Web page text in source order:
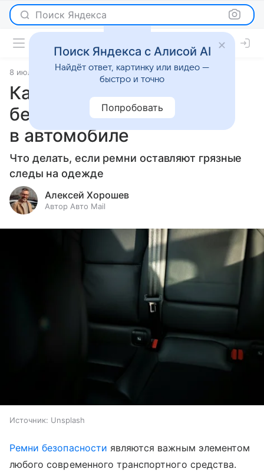
Поиск Яндекса
8 июля 2026 источник:Авто Mail Статьи
Как почистить ремни
безопасности
в автомобиле
Что делать, если ремни оставляют грязные
следы на одежде
Алексей Хорошев
Автор Авто Mail
Источник: Unsplash
Ремни безопасности являются важным элементом
любого современного транспортного средства.
Поиск Яндекса с Алисой AI
Найдёт ответ, картинку или видео —
быстро и точно
Попробовать